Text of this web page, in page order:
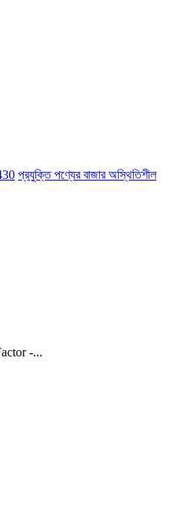
প্রযুক্তি পণ্যের বাজার অস্থিতিশীল
-...